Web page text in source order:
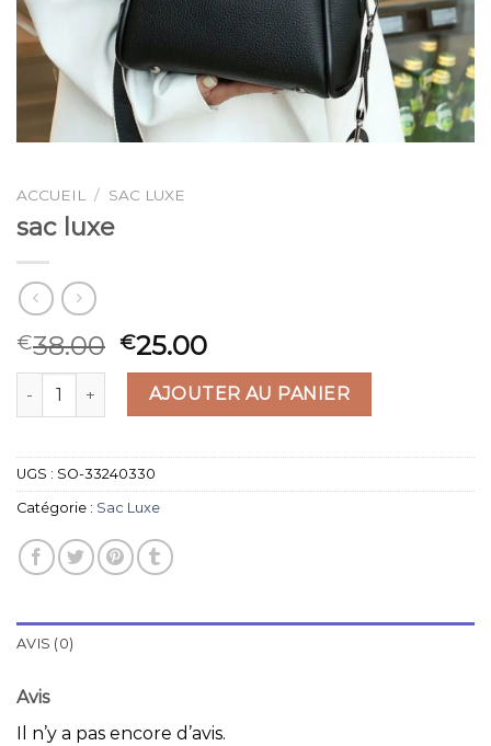
ACCUEIL / SAC LUXE
sac luxe
€38.00 €25.00
quantité de sac luxeAJOUTER AU PANIER
UGS : SO-33240330
Catégorie : Sac Luxe
AVIS (0)
Avis
Il n’y a pas encore d’avis.